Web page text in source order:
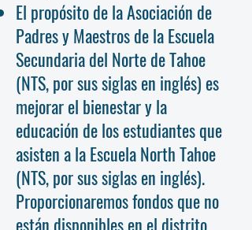
El propósito de la Asociación de
Padres y Maestros de la Escuela
Secundaria del Norte de Tahoe
(NTS, por sus siglas en inglés) es
mejorar el bienestar y la
educación de los estudiantes que
asisten a la Escuela North Tahoe
(NTS, por sus siglas en inglés).
Proporcionaremos fondos que no
están disponibles en el distrito